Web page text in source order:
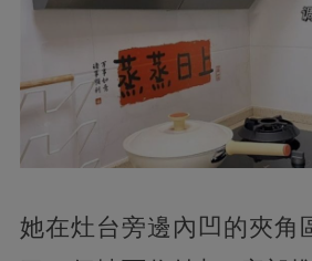
她在灶台旁邊內凹的夾角